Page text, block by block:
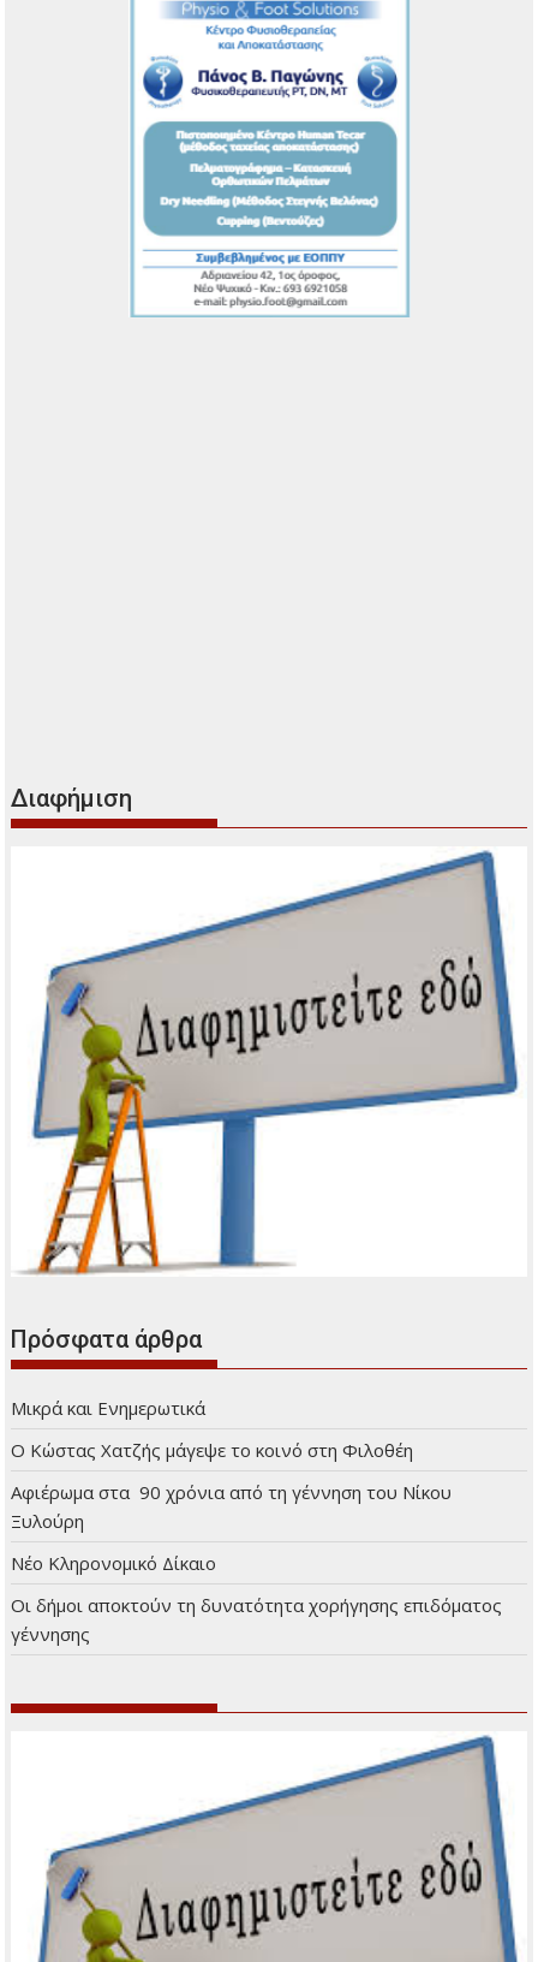
Διαφήμιση
Πρόσφατα άρθρα
Μικρά και Ενημερωτικά
Ο Κώστας Χατζής μάγεψε το κοινό στη Φιλοθέη
Αφιέρωμα στα 90 χρόνια από τη γέννηση του Νίκου
Ξυλούρη
Νέο Κληρονομικό Δίκαιο
Οι δήμοι αποκτούν τη δυνατότητα χορήγησης επιδόματος
γέννησης